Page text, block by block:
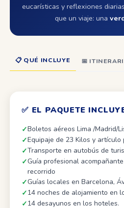
eucarísticas y reflexiones
que un viaje: una
📋 QUÉ INCLUYE 📅
✅ EL PAQUETE
Boletos aéreos Lima /Madrid/
Equipaje de 23 Kilos y artículo
Transporte en autobús de
Guía profesional
recorrido
Guías locales en Barcelona,
14 noches de alojamiento en
14 desayunos en los hoteles.